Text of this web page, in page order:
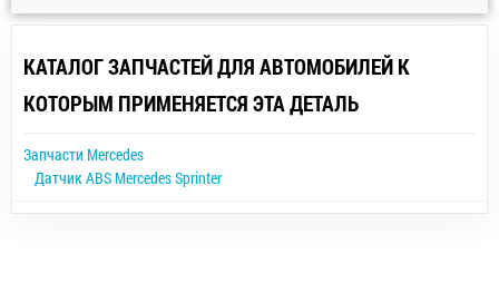
КАТАЛОГ ЗАПЧАСТЕЙ ДЛЯ АВТОМОБИЛЕЙ К
КОТОРЫМ ПРИМЕНЯЕТСЯ ЭТА ДЕТАЛЬ
Запчасти Mercedes
Датчик ABS Mercedes Sprinter